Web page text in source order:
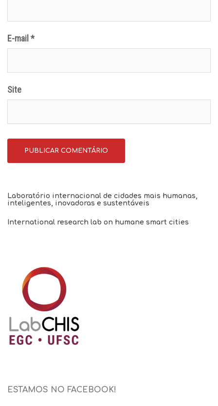
E-mail *
Site
Laboratório internacional de cidades mais humanas,
inteligentes, inovadoras e sustentáveis
International research lab on humane smart cities
ESTAMOS NO FACEBOOK!